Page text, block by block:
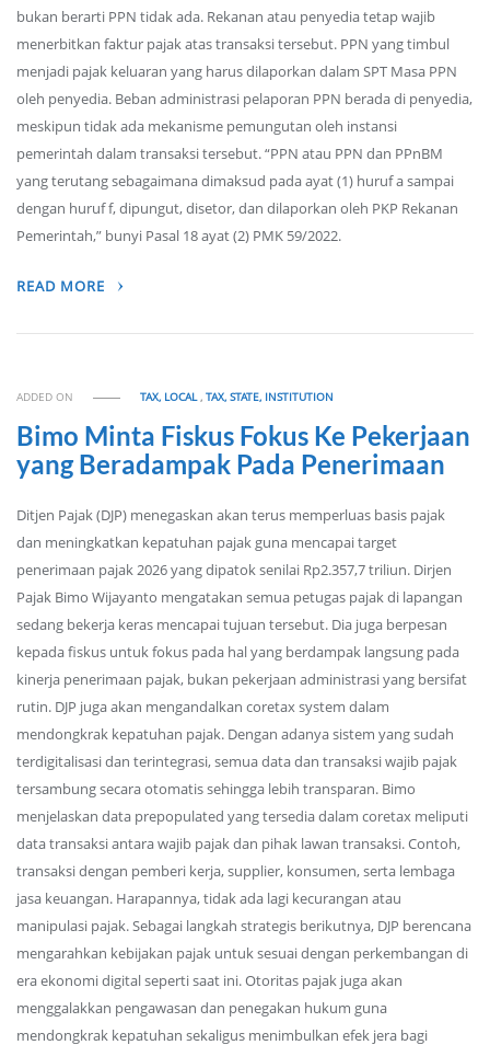
bukan berarti PPN tidak ada. Rekanan atau penyedia tetap wajib
menerbitkan faktur pajak atas transaksi tersebut. PPN yang timbul
menjadi pajak keluaran yang harus dilaporkan dalam SPT Masa PPN
oleh penyedia. Beban administrasi pelaporan PPN berada di penyedia,
meskipun tidak ada mekanisme pemungutan oleh instansi
pemerintah dalam transaksi tersebut. “PPN atau PPN dan PPnBM
yang terutang sebagaimana dimaksud pada ayat (1) huruf a sampai
dengan huruf f, dipungut, disetor, dan dilaporkan oleh PKP Rekanan
Pemerintah,” bunyi Pasal 18 ayat (2) PMK 59/2022.
READ MORE
ADDED ON TAX, LOCAL,TAX, STATE, INSTITUTION
Bimo Minta Fiskus Fokus Ke Pekerjaan
yang Beradampak Pada Penerimaan
Ditjen Pajak (DJP) menegaskan akan terus memperluas basis pajak
dan meningkatkan kepatuhan pajak guna mencapai target
penerimaan pajak 2026 yang dipatok senilai Rp2.357,7 triliun. Dirjen
Pajak Bimo Wijayanto mengatakan semua petugas pajak di lapangan
sedang bekerja keras mencapai tujuan tersebut. Dia juga berpesan
kepada fiskus untuk fokus pada hal yang berdampak langsung pada
kinerja penerimaan pajak, bukan pekerjaan administrasi yang bersifat
rutin. DJP juga akan mengandalkan coretax system dalam
mendongkrak kepatuhan pajak. Dengan adanya sistem yang sudah
terdigitalisasi dan terintegrasi, semua data dan transaksi wajib pajak
tersambung secara otomatis sehingga lebih transparan. Bimo
menjelaskan data prepopulated yang tersedia dalam coretax meliputi
data transaksi antara wajib pajak dan pihak lawan transaksi. Contoh,
transaksi dengan pemberi kerja, supplier, konsumen, serta lembaga
jasa keuangan. Harapannya, tidak ada lagi kecurangan atau
manipulasi pajak. Sebagai langkah strategis berikutnya, DJP berencana
mengarahkan kebijakan pajak untuk sesuai dengan perkembangan di
era ekonomi digital seperti saat ini. Otoritas pajak juga akan
menggalakkan pengawasan dan penegakan hukum guna
mendongkrak kepatuhan sekaligus menimbulkan efek jera bagi